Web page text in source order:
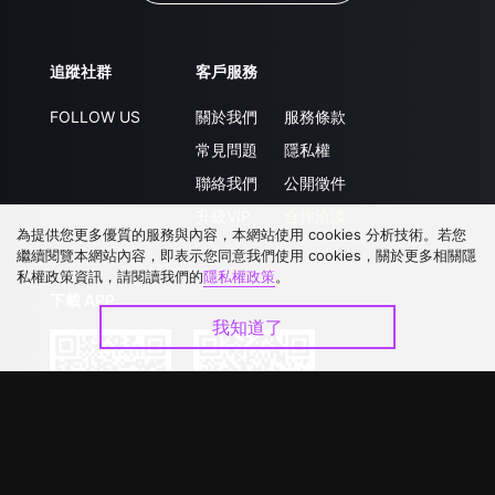
追蹤社群
FOLLOW US
客戶服務
關於我們
常見問題
聯絡我們
服務條款
隱私權
公開徵件
為提供您更多優質的服務與內容，本網站使用 cookies 分析技術。若您
繼續閱覽本網站內容，即表示您同意我們使用 cookies，關於更多相關隱
私權政策資訊，請閱讀我們的隱私權政策。
我知道了